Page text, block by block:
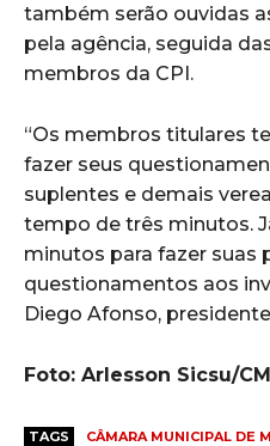
também serão ouvidas
pela agência, seguida
membros da CPI.
“Os membros titulares
fazer seus
suplentes e demais
tempo de três minutos.
minutos para fazer suas
questionamentos aos
Diego Afonso,
Foto: Arlesson Sicsu/
TAGS CÂMARA MUNICIPAL DE